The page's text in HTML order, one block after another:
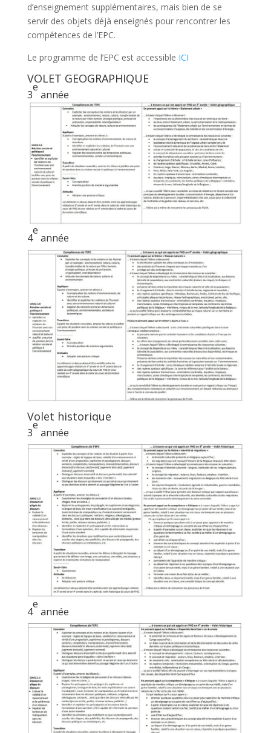
d’enseignement supplémentaires, mais bien de se
servir des objets déjà enseignés pour rencontrer les
compétences de l’EPC.
Le programme de l’EPC est accessible ICI
VOLET GEOGRAPHIQUE
3
e
année
4
e
année
Volet historique
3
e
année
4
e
année